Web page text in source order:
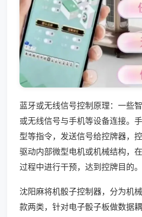
蓝牙或无线信号控制原理：一些
或无线信号与手机等设备连接。
型等指令，发送信号给控牌器，
驱动内部微型电机或机械结构，
过程中进行干预，达到控牌目的。
沈阳麻将机骰子控制器，分为机
款两类，针对电子骰子板做数据